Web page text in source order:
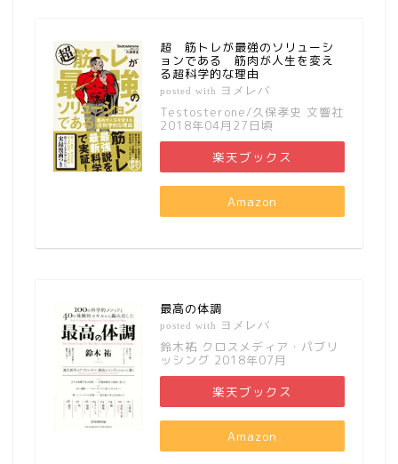
超 筋トレが最強のソリューシ
ョンである 筋肉が人生を変え
る超科学的な理由
posted with ヨメレバ
Testosterone/久保孝史 文響社
2018年04月27日頃
楽天ブックス
Amazon
最高の体調
posted with ヨメレバ
鈴木祐 クロスメディア・パブリ
ッシング 2018年07月
楽天ブックス
Amazon